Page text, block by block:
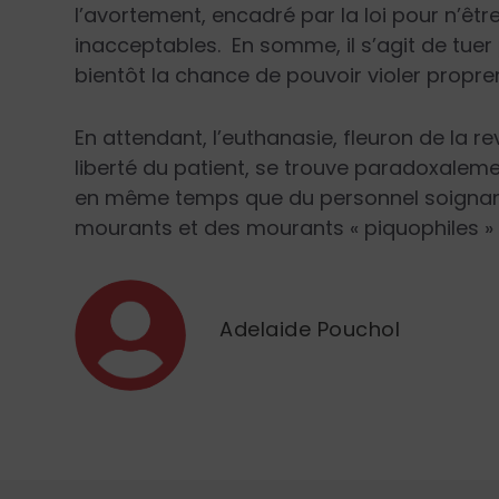
l’avortement, encadré par la loi pour
inacceptables. En somme, il s’agit de
bientôt la chance de pouvoir violer
En attendant, l’euthanasie, fleuron de la
liberté du patient, se trouve
en même temps que du personnel
mourants et des mourants « piquophiles
Adelaide Pouchol